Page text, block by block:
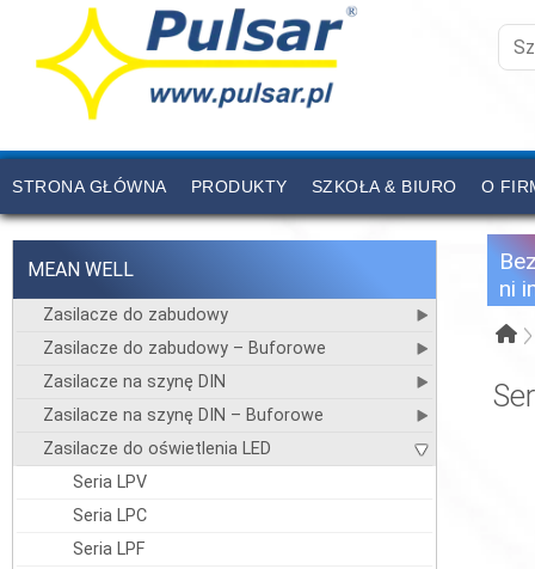
STRONA GŁÓWNA PRODUKTY SZKOŁA & BIURO O
CENNIK KONTAKT
MEAN WELL
Zasilacze do zabudowy
Zasilacze do zabudowy – Buforowe
Zasilacze na szynę DIN
Zasilacze na szynę DIN – Buforowe
Zasilacze do oświetlenia LED
Seria LPV
Seria LPC
Seria LPF
ni